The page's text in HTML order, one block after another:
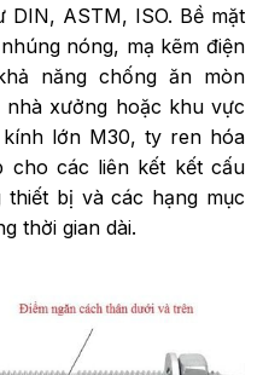
ASTM, ISO. Bề mặt
nóng, mạ kẽm điện
năng chống ăn mòn
xưởng hoặc khu vực
lớn M30, ty ren hóa
cho các liên kết kết cấu
bị và các hạng mục
thời gian dài.